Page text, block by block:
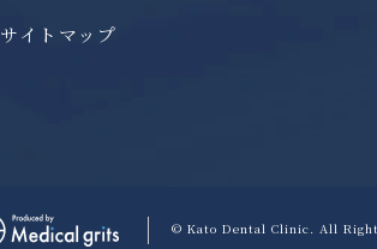
サイトマップ
© Kato Dental Clinic. All